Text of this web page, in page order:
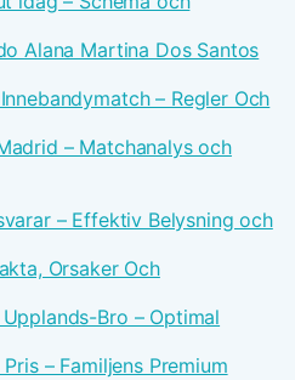
Alana Martina Dos Santos
– Regler Och
– Matchanalys och
– Effektiv Belysning och
Orsaker Och
Bro – Optimal
– Familjens Premium